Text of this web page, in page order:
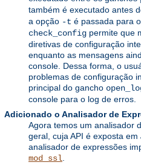
também é executado antes
a opção -t é passada para o
check_config permite que
diretivas de configuração
enquanto as mensagens
console. Dessa forma, o
problemas de configuração
principal do gancho
console para o log de erros.
Adicionado o Analisador de
Agora temos um analisador
geral, cuja API é exposta em
analisador de expressões
mod_ssl